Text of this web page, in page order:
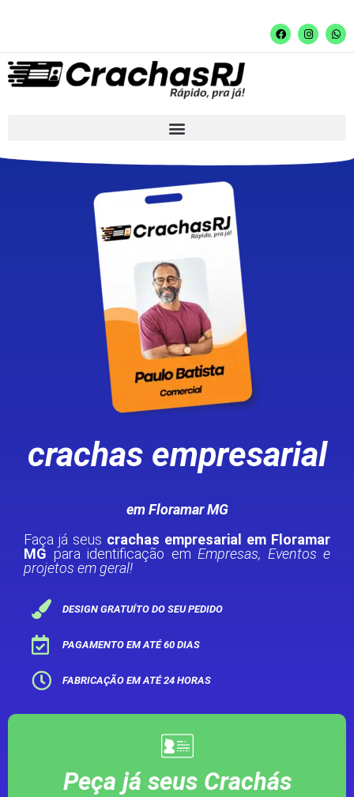
crachas empresarial
em Floramar MG
Faça já seus crachas empresarial em Floramar
MG para identificação em Empresas, Eventos e
projetos em geral!
DESIGN GRATUÍTO DO SEU PEDIDO
PAGAMENTO EM ATÉ 60 DIAS
FABRICAÇÃO EM ATÉ 24 HORAS
Peça já seus Crachás